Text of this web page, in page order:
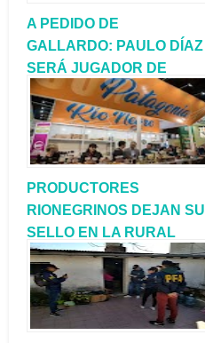
A PEDIDO DE
GALLARDO: PAULO DÍAZ
SERÁ JUGADOR DE
RIVER PLATE
PRODUCTORES
RIONEGRINOS DEJAN SU
SELLO EN LA RURAL